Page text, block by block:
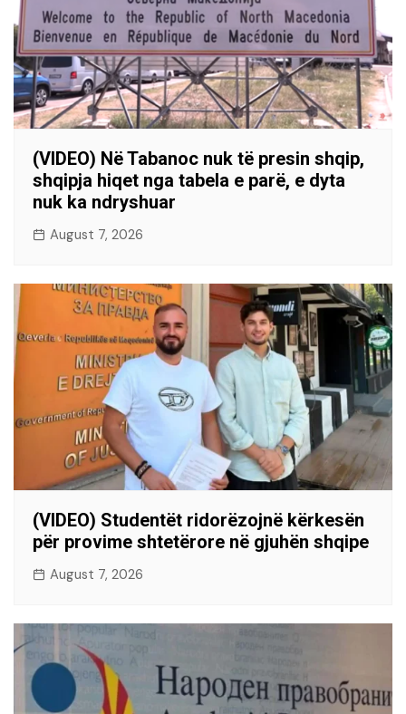
(VIDEO) Në Tabanoc nuk të presin shqip,
shqipja hiqet nga tabela e parë, e dyta
nuk ka ndryshuar
August 7, 2026
(VIDEO) Studentët ridorëzojnë kërkesën
për provime shtetërore në gjuhën shqipe
August 7, 2026